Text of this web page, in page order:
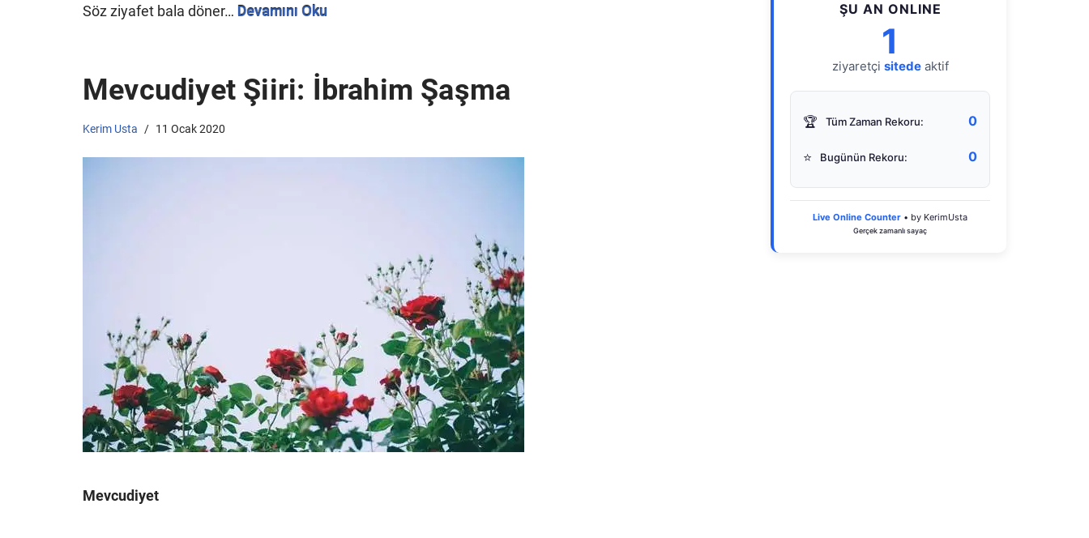
Söz ziyafet bala döner… Devamını Oku
Mevcudiyet Şiiri: İbrahim Şaşma
Kerim Usta 11 Ocak 2020
Mevcudiyet
ŞU AN ONLINE
1
ziyaretçi sitedeaktif
🏆 Tüm Zaman Rekoru: 0
⭐ Bugünün Rekoru: 0
Live Online Counter • by KerimUsta
Gerçek zamanlı sayaç